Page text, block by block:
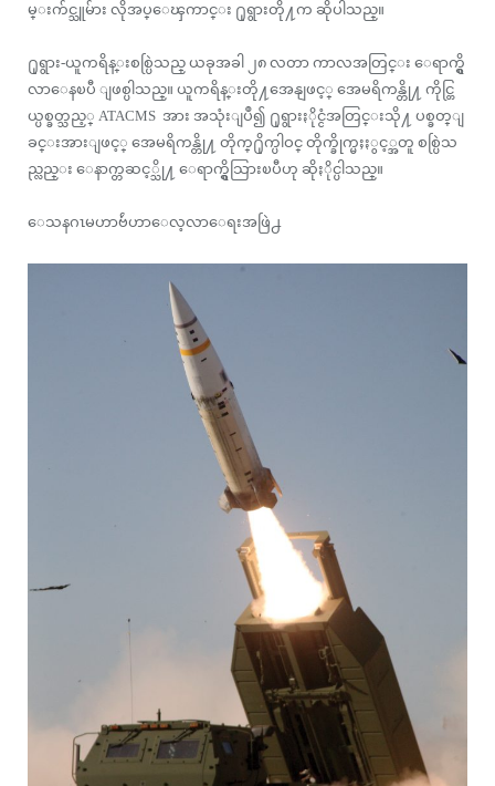
မ္းက်င္သူမ်ား လိုအပ္ေၾကာင္း ႐ုရွားတို႔က ဆိုပါသည္။
႐ုရွား-ယူကရိန္းစစ္ပြဲသည္ ယခုအခါ ၂၈ လတာ ကာလအတြင္း ေရာက္ရွိ
လာေနၿပီ ျဖစ္ပါသည္။ ယူကရိန္းတို႔အေနျဖင့္ အေမရိကန္တို႔ ကိုင္တြ
ယ္ပစ္ခတ္သည့္ ATACMS အား အသုံးျပဳ၍ ႐ုရွားႏိုင္ငံအတြင္းသို႔ ပစ္ခတ္ျ
ခင္းအားျဖင့္ အေမရိကန္တို႔ တိုက္႐ိုက္ပါဝင္ တိုက္ခိုက္မႈႏွင့္အတူ စစ္ပြဲသ
ည္လည္း ေနာက္တဆင့္သို႔ ေရာက္ရွိသြားၿပီဟု ဆိုႏိုင္ပါသည္။
ေသနဂၤမဟာဗ်ဴဟာေလ့လာေရးအဖြဲ႕